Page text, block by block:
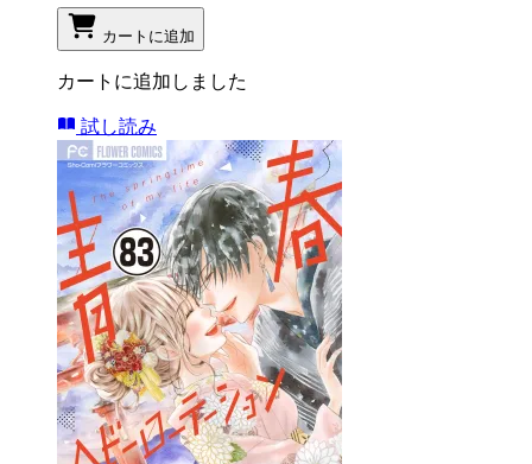
カートに追加
カートに追加しました
試し読み